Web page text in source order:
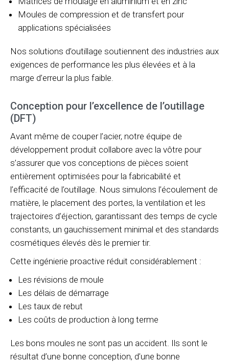
Moules de compression et de transfert pour
applications spécialisées
Nos solutions d’outillage soutiennent des industries aux
exigences de performance les plus élevées et à la
marge d’erreur la plus faible.
Conception pour l’excellence de l’outillage
(DFT)
Avant même de couper l’acier, notre équipe de
développement produit collabore avec la vôtre pour
s’assurer que vos conceptions de pièces soient
entièrement optimisées pour la fabricabilité et
l’efficacité de l’outillage. Nous simulons l’écoulement de
matière, le placement des portes, la ventilation et les
trajectoires d’éjection, garantissant des temps de cycle
constants, un gauchissement minimal et des standards
cosmétiques élevés dès le premier tir.
Cette ingénierie proactive réduit considérablement :
Les révisions de moule
Les délais de démarrage
Les taux de rebut
Les coûts de production à long terme
Les bons moules ne sont pas un accident. Ils sont le
résultat d’une bonne conception, d’une bonne